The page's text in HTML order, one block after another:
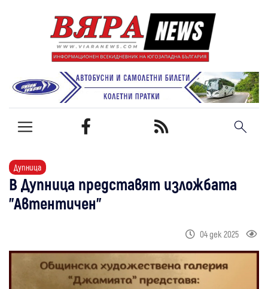
Дупница
В Дупница представят изложбата
"Автентичен"
04 дек 2025